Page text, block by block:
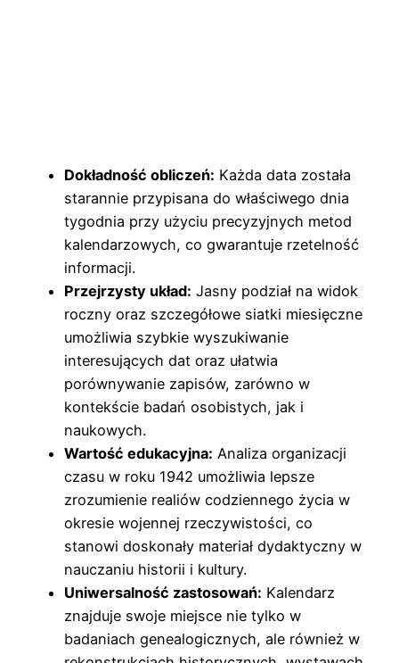
Dokładność obliczeń: Każda data została
starannie przypisana do właściwego dnia
tygodnia przy użyciu precyzyjnych metod
kalendarzowych, co gwarantuje rzetelność
informacji.
Przejrzysty układ: Jasny podział na widok
roczny oraz szczegółowe siatki miesięczne
umożliwia szybkie wyszukiwanie
interesujących dat oraz ułatwia
porównywanie zapisów, zarówno w
kontekście badań osobistych, jak i
naukowych.
Wartość edukacyjna: Analiza organizacji
czasu w roku 1942 umożliwia lepsze
zrozumienie realiów codziennego życia w
okresie wojennej rzeczywistości, co
stanowi doskonały materiał dydaktyczny w
nauczaniu historii i kultury.
Uniwersalność zastosowań: Kalendarz
znajduje swoje miejsce nie tylko w
badaniach genealogicznych, ale również w